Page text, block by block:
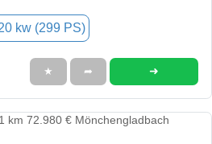
kw (299 PS)
★ ➦ ➜